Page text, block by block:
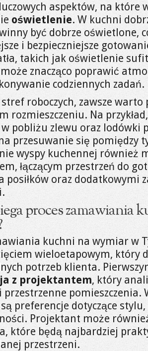
aspektów, na które
oświetlenie. W kuchni
być dobrze oświetlone,
i bezpieczniejsze
takich jak oświetlenie
znacząco poprawić
codziennych zadań.
roboczych, zawsze warto
rozmieszczeniu. Na
pobliżu zlewu oraz lodówki
przesuwanie się pomiędzy
wyspy kuchennej również
łączącym przestrzeń do
posiłków oraz dodatkowymi
proces zamawiania
kuchni na wymiar w
wieloetapowym, który
potrzeb klienta.
z projektantem, który
przestrzenne pomieszczenia.
preferencje dotyczące
Projektant może
które będą najbardziej
przestrzeni.